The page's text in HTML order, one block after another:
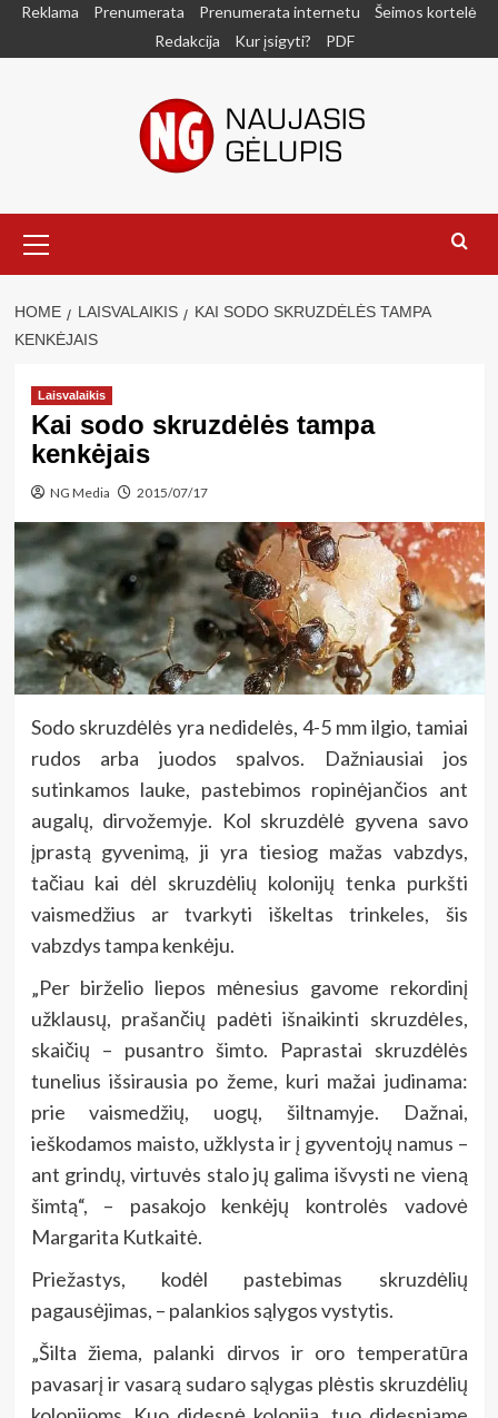
SkipReklama Prenumerata Prenumerata internetu
Šeimos kortelė
Redakcija
Kur įsigyti? PDF
Menu
HOME LAISVALAIKIS
KAI SODO SKRUZDĖLĖS TAMPA
KENKĖJAIS
Laisvalaikis
Kai sodo skruzdėlės tampa
kenkėjais
NG Media 2015/07/17
Sodo skruzdėlės yra nedidelės, 4-5 mm ilgio, tamiai
rudos arba juodos spalvos. Dažniausiai jos
sutinkamos lauke, pastebimos ropinėjančios ant
augalų, dirvožemyje. Kol skruzdėlė gyvena savo
įprastą gyvenimą, ji yra tiesiog mažas vabzdys,
tačiau kai dėl skruzdėlių kolonijų tenka purkšti
vaismedžius ar tvarkyti iškeltas trinkeles, šis
vabzdys tampa kenkėju.
„Per birželio liepos mėnesius gavome rekordinį
užklausų, prašančių padėti išnaikinti skruzdėles,
skaičių – pusantro šimto. Paprastai skruzdėlės
tunelius išsirausia po žeme, kuri mažai judinama:
prie vaismedžių, uogų, šiltnamyje. Dažnai,
ieškodamos maisto, užklysta ir į gyventojų namus –
ant grindų, virtuvės stalo jų galima išvysti ne vieną
šimtą“, – pasakojo kenkėjų kontrolės vadovė
Margarita Kutkaitė.
Priežastys, kodėl pastebimas skruzdėlių
pagausėjimas, – palankios sąlygos vystytis.
„Šilta žiema, palanki dirvos ir oro temperatūra
pavasarį ir vasarą sudaro sąlygas plėstis skruzdėlių